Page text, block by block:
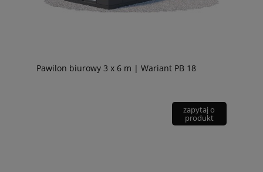
Pawilon biurowy 3 x 6 m | Wariant PB 18
zapytaj o
produkt